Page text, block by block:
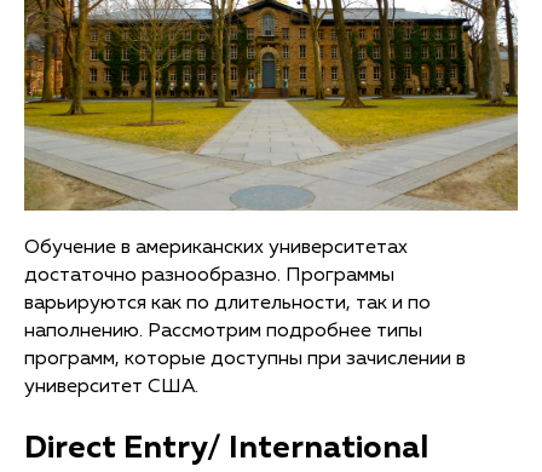
Обучение в американских университетах
достаточно разнообразно. Программы
варьируются как по длительности, так и по
наполнению. Рассмотрим подробнее типы
программ, которые доступны при зачислении в
университет США.
Direct Entry/ International